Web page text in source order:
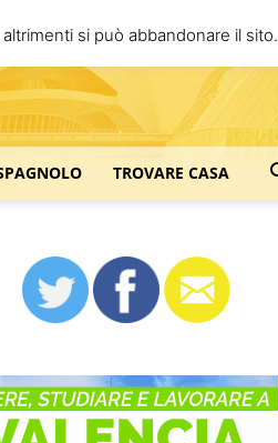
TROVARE CASA
si può abbandonare il sito.